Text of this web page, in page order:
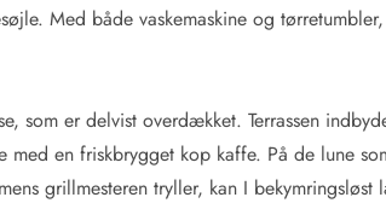
Med både vaskemaskine og
som er delvist overdækket. Terrassen
en friskbrygget kop kaffe. På de lune
grillmesteren tryller, kan I